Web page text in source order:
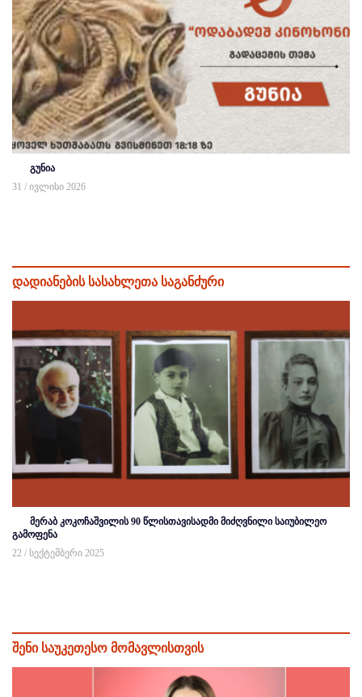
გუნია
31 / ივლისი 2026
დადიანების სასახლეთა საგანძური
მერაბ კოკოჩაშვილის 90 წლისთავისადმი მიძღვნილი საიუბილეო
გამოფენა
22 / სექტემბერი 2025
შენი საუკეთესო მომავლისთვის